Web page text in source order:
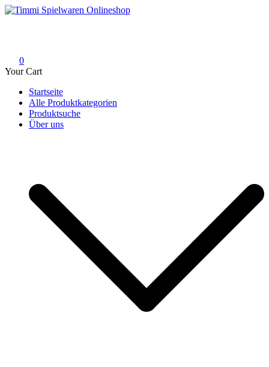
Skip
0
Your Cart
Startseite
Alle Produktkategorien
Produktsuche
Über uns